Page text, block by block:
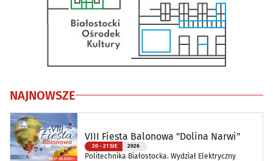
NAJNOWSZE
VIII Fiesta Balonowa "Dolina Narwi"
20 - 21 SIE 2026
Politechnika Białostocka. Wydział Elektryczny